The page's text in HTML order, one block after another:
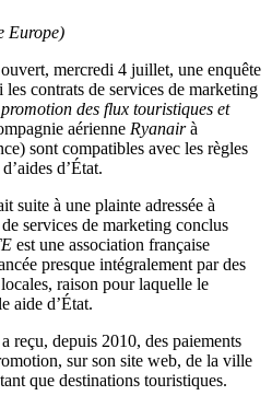
Europe)
mercredi 4 juillet, une enquête
contrats de services de marketing
des flux touristiques et
aérienne Ryanairà
sont compatibles avec les règles
d’État.
suite à une plainte adressée à
services de marketing conclus
est une association française
presque intégralement par des
raison pour laquelle le
aide d’État.
reçu, depuis 2010, des paiements
sur son site web, de la ville
que destinations touristiques.